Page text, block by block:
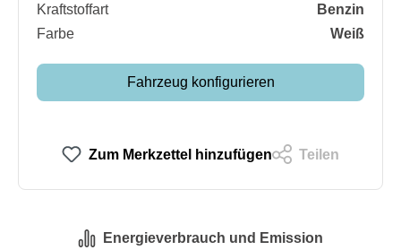
Kraftstoffart
Benzin
Farbe
Weiß
Fahrzeug konfigurieren
Zum Merkzettel hinzufügen Teilen
Energieverbrauch und Emission